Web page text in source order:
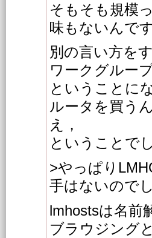
そもそも規模
味もないんです
別の言い方を
ワークグルー
ということに
ルータを買う
え，
ということで
>やっぱり
手はないので
lmhostsは名前
ブラウジング